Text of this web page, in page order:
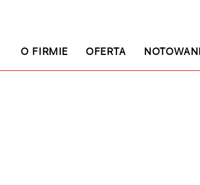
O FIRMIE OFERTA